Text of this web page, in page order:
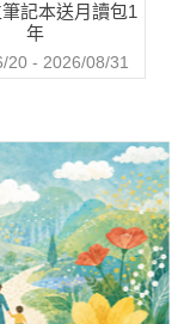
記本送月讀包1
年
20 - 2026/08/31